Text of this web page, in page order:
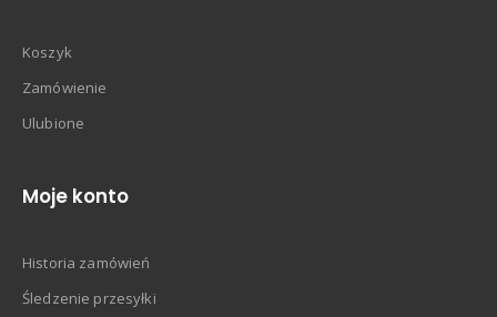
Koszyk
Zamówienie
Ulubione
Moje konto
Historia zamówień
Śledzenie przesyłki